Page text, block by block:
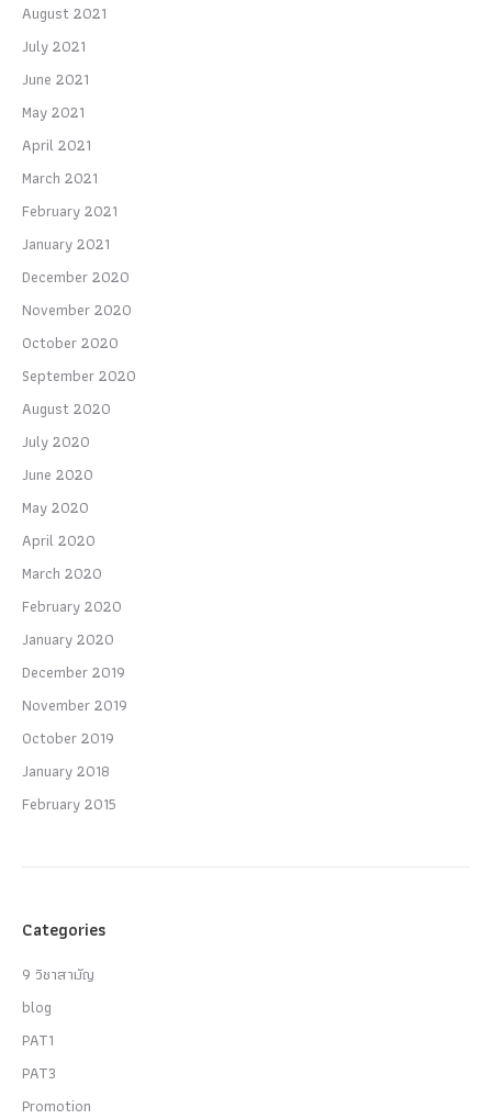
August 2021
July 2021
June 2021
May 2021
April 2021
March 2021
February 2021
January 2021
December 2020
November 2020
October 2020
September 2020
August 2020
July 2020
June 2020
May 2020
April 2020
March 2020
February 2020
January 2020
December 2019
November 2019
October 2019
January 2018
February 2015
Categories
9 วิชาสามัญ
blog
PAT1
PAT3
Promotion